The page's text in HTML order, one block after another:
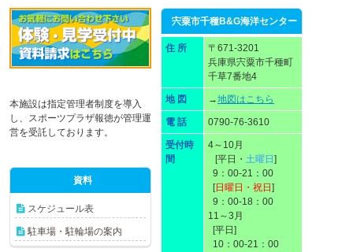
宍粟市千種B&G海洋センター
住 所
〒671-3201
兵庫県宍粟市千種町
千草7番地4
地 図 →地図はこちら
電 話 0790-76-3610
受付時
間
4～10月
[平日・ 土曜日 ]
9：00-21：00
[日曜日・祝日 ]
9：00-18：00
11～3月
[平日]
10：00-21：00
本施設は指定管理者制度を導入
し、スポーツプラザ報徳が管理運
営を受託しております。
資料
スケジュール表
駐車場・駐輪場の案内